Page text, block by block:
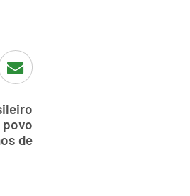
povo
de